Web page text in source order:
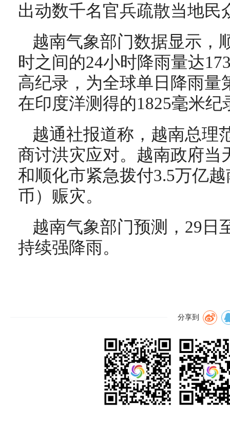
出动数千名官兵疏散当地民
越南气象部门数据显示，
时之间的24小时降雨量达
高纪录，为全球单日降雨量
在印度洋测得的1825毫米纪
越通社报道称，越南总理
商讨洪灾应对。越南政府当
和顺化市紧急拨付3.5万亿
币）赈灾。
越南气象部门预测，29日
持续强降雨。
分享到